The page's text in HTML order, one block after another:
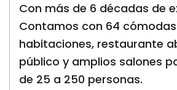
Con más de 6 décadas de
Contamos con 64 cómodas
habitaciones, restaurante
público y amplios salones
de 25 a 250 personas.